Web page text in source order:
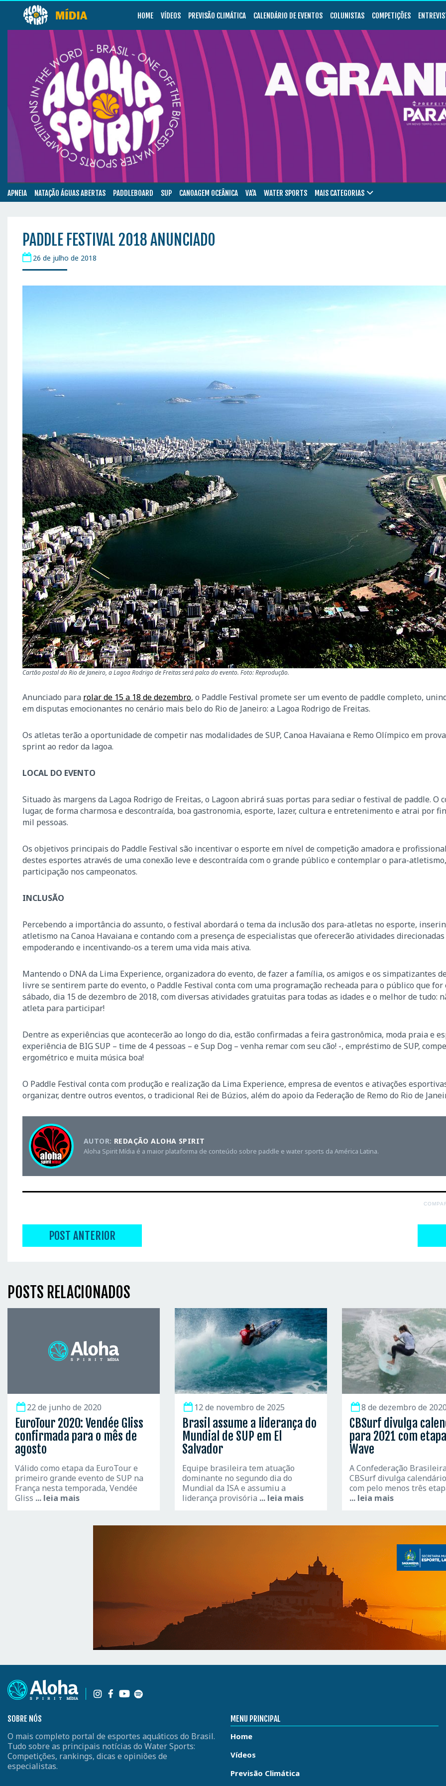
HOME VÍDEOS PREVISÃO CLIMÁTICA CALENDÁRIO DE EVENTOS COLUNISTAS COMPETIÇÕES
APNEIA NATAÇÃO ÁGUAS ABERTAS PADDLEBOARD SUP CANOAGEM OCEÂNICA VA’A WATER SPORTS MAIS CATEGORIAS
PADDLE FESTIVAL 2018 ANUNCIADO
26 de julho de 2018
Cartão postal do Rio de Janeiro, a Lagoa Rodrigo de Freitas será palco do evento. Foto: Reprodução.
Anunciado para rolar de 15 a 18 de dezembro, o Paddle Festival promete ser um evento de paddle completo,
em disputas emocionantes no cenário mais belo do Rio de Janeiro: a Lagoa Rodrigo de Freitas.
Os atletas terão a oportunidade de competir nas modalidades de SUP, Canoa Havaiana e Remo Olímpico em
sprint ao redor da lagoa.
LOCAL DO EVENTO
Situado às margens da Lagoa Rodrigo de Freitas, o Lagoon abrirá suas portas para sediar o festival de paddle. O
lugar, de forma charmosa e descontraída, boa gastronomia, esporte, lazer, cultura e entretenimento e atrai por
mil pessoas.
Os objetivos principais do Paddle Festival são incentivar o esporte em nível de competição amadora e
destes esportes através de uma conexão leve e descontraída com o grande público e contemplar o para-
participação nos campeonatos.
INCLUSÃO
Percebendo a importância do assunto, o festival abordará o tema da inclusão dos para-atletas no esporte,
atletismo na Canoa Havaiana e contando com a presença de especialistas que oferecerão atividades
empoderando e incentivando-os a terem uma vida mais ativa.
Mantendo o DNA da Lima Experience, organizadora do evento, de fazer a família, os amigos e os simpatizantes
livre se sentirem parte do evento, o Paddle Festival conta com uma programação recheada para o público que
sábado, dia 15 de dezembro de 2018, com diversas atividades gratuitas para todas as idades e o melhor de tudo:
atleta para participar!
Dentre as experiências que acontecerão ao longo do dia, estão confirmadas a feira gastronômica, moda praia e
experiência de BIG SUP – time de 4 pessoas – e Sup Dog – venha remar com seu cão! -, empréstimo de SUP,
ergométrico e muita música boa!
O Paddle Festival conta com produção e realização da Lima Experience, empresa de eventos e ativações
organizar, dentre outros eventos, o tradicional Rei de Búzios, além do apoio da Federação de Remo do Rio de
AUTOR: REDAÇÃO ALOHA SPIRIT
Aloha Spirit Mídia é a maior plataforma de conteúdo sobre paddle e water sports da América Latina.
POST ANTERIOR
POSTS RELACIONADOS
22 de junho de 2020
EuroTour 2020: Vendée Gliss
confirmada para o mês de
agosto
Válido como etapa da EuroTour e
primeiro grande evento de SUP na
França nesta temporada, Vendée
Gliss ... leia mais
12 de novembro de 2025
Brasil assume a liderança do
Mundial de SUP em El
Salvador
Equipe brasileira tem atuação
dominante no segundo dia do
Mundial da ISA e assumiu a
liderança provisória ... leia mais
8 de dezembro de
CBSurf divulga
para 2021 com
Wave
A Confederação
CBSurf divulga
com pelo menos três
... leia mais
SOBRE NÓS
O mais completo portal de esportes aquáticos do Brasil.
Tudo sobre as principais notícias do Water Sports:
Competições, rankings, dicas e opiniões de
especialistas.
MENU PRINCIPAL
Home
Vídeos
Previsão Climática